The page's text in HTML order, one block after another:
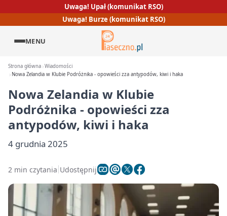
Uwaga! Upał (komunikat RSO)
Uwaga! Burze (komunikat RSO)
MENU
Strona główna Wiadomości
Nowa Zelandia w Klubie Podróżnika - opowieści zza antypodów, kiwi i haka
Nowa Zelandia w Klubie
Podróżnika - opowieści zza
antypodów, kiwi i haka
4 grudnia 2025
2 min czytania Udostępnij